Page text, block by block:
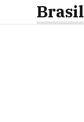
Brasil